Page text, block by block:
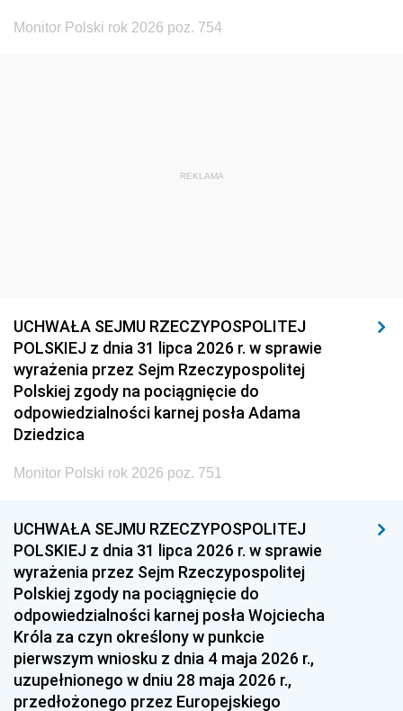
Monitor Polski rok 2026 poz. 754
REKLAMA
UCHWAŁA SEJMU RZECZYPOSPOLITEJ
POLSKIEJ z dnia 31 lipca 2026 r. w sprawie
wyrażenia przez Sejm Rzeczypospolitej
Polskiej zgody na pociągnięcie do
odpowiedzialności karnej posła Adama
Dziedzica
Monitor Polski rok 2026 poz. 751
UCHWAŁA SEJMU RZECZYPOSPOLITEJ
POLSKIEJ z dnia 31 lipca 2026 r. w sprawie
wyrażenia przez Sejm Rzeczypospolitej
Polskiej zgody na pociągnięcie do
odpowiedzialności karnej posła Wojciecha
Króla za czyn określony w punkcie
pierwszym wniosku z dnia 4 maja 2026 r.,
uzupełnionego w dniu 28 maja 2026 r.,
przedłożonego przez Europejskiego